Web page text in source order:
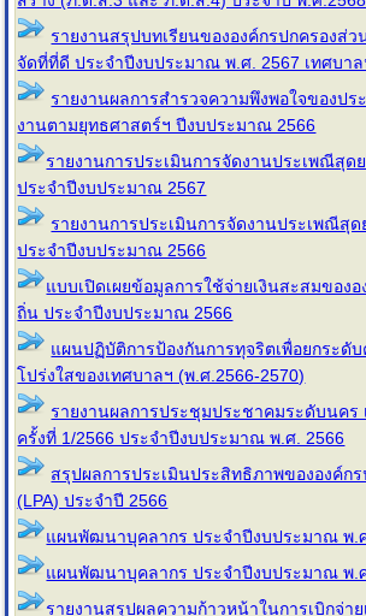
รายงานสรุปบทเรียนขององค์กรปกครองส่
จัดที่ที่ดี ประจำปีงบประมาณ พ.ศ. 2567 เทศบา
รายงานผลการสำรวจความพึงพอใจของป
งานตามยุทธศาสตร์ฯ ปีงบประมาณ 2566
รายงานการประเมินการจัดงานประเพณีสุด
ประจำปีงบประมาณ 2567
รายงานการประเมินการจัดงานประเพณีสุ
ประจำปีงบประมาณ 2566
แบบเปิดเผยข้อมูลการใช้จ่ายเงินสะสมของ
ถิ่น ประจำปีงบประมาณ 2566
แผนปฏิบัติการป้องกันการทุจริตเพื่อยกระดั
โปร่งใสของเทศบาลฯ (พ.ศ.2566-2570)
รายงานผลการประชุมประชาคมระดับนค
ครั้งที่ 1/2566 ประจำปีงบประมาณ พ.ศ. 2566
สรุปผลการประเมินประสิทธิภาพขององค์ก
(LPA) ประจำปี 2566
แผนพัฒนาบุคลากร ประจำปีงบประมาณ พ.
แผนพัฒนาบุคลากร ประจำปีงบประมาณ พ.
รายงานสรุปผลความก้าวหน้าในการเบิกจ่า